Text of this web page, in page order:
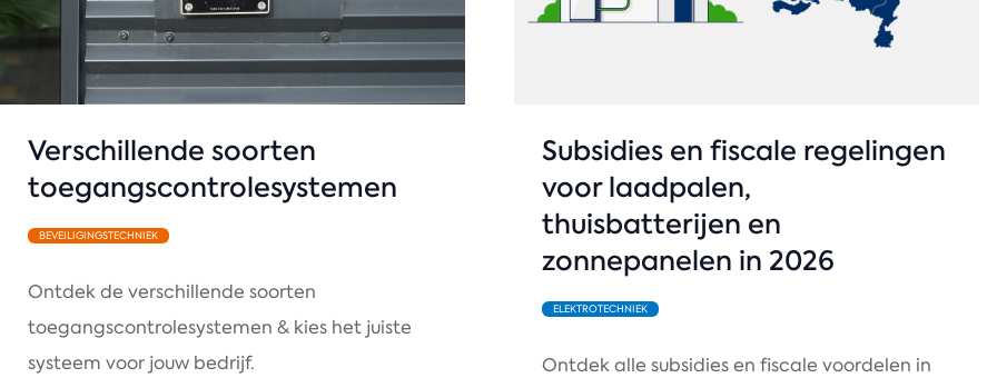
Verschillende soorten
toegangscontrolesystemen
BEVEILIGINGSTECHNIEK
Ontdek de verschillende soorten
toegangscontrolesystemen & kies het juiste
systeem voor jouw bedrijf.
Subsidies en fiscale regelingen
voor laadpalen,
thuisbatterijen en
zonnepanelen in 2026
ELEKTROTECHNIEK
Ontdek alle subsidies en fiscale voordelen in